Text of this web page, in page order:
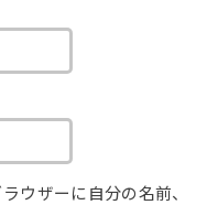
ウザーに自分の名前、